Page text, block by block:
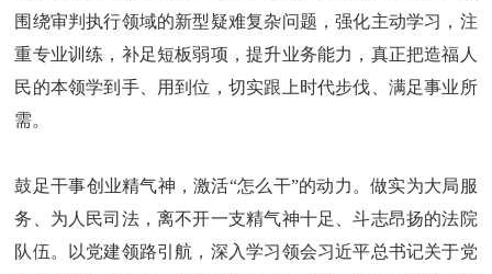
围绕审判执行领域的新型疑难复杂问题，强化主动学习，注
重专业训练，补足短板弱项，提升业务能力，真正把造福人
民的本领学到手、用到位，切实跟上时代步伐、满足事业所
需。
鼓足干事创业精气神，激活“怎么干”的动力。做实为大局服
务、为人民司法，离不开一支精气神十足、斗志昂扬的法院
队伍。以党建领路引航，深入学习领会习近平总书记关于党